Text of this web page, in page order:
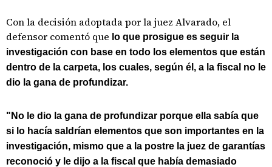
Con la decisión adoptada por la juez Alvarado, el
defensor comentó que lo que prosigue es seguir la
investigación con base en todo los elementos que están
dentro de la carpeta, los cuales, según él, a la fiscal no le
dio la gana de profundizar.
"No le dio la gana de profundizar porque ella sabía que
si lo hacía saldrían elementos que son importantes en la
investigación, mismo que a la postre la juez de garantías
reconoció y le dijo a la fiscal que había demasiado